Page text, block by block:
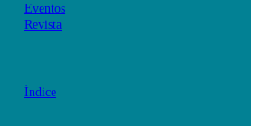
Eventos
Revista
Índice